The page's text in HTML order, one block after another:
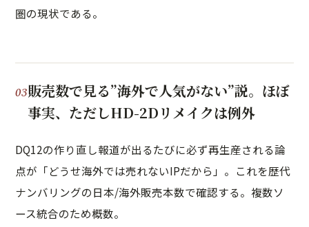
圏の現状である。
販売数で見る”海外で人気がない”説。ほぼ
事実、ただしHD-2Dリメイクは例外
DQ12の作り直し報道が出るたびに必ず再生産される論
点が「どうせ海外では売れないIPだから」。これを歴代
ナンバリングの日本/海外販売本数で確認する。複数ソ
ース統合のため概数。